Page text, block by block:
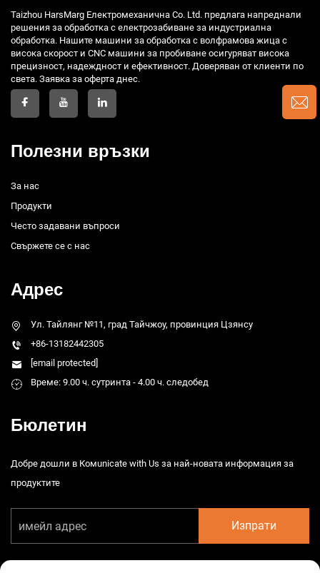
Taizhou HarsMarg Електромеханична Co. Ltd. предлага напреднали
решения за обработка с електрозабиване за индустриална
обработка. Нашите машини за обработка с волфрамова жица с
висока скорост и CNC машини за пробиване осигуряват висока
прецизност, надеждност и ефективност. Доверяван от клиенти по
света. Заявка за оферта днес.
Полезни връзки
За нас
Продукти
Често задавани въпроси
Свържете се с нас
Адрес
Ул. Тайлянг №11, град Тайчжоу, провинция Цзянсу
+86-13182442305
[email protected]
Време: 9.00 ч. сутринта - 4.00 ч. следобед
Бюлетин
Добре дошли в Комunicate with Us за най-новата информация за
продуктите
Изпрати